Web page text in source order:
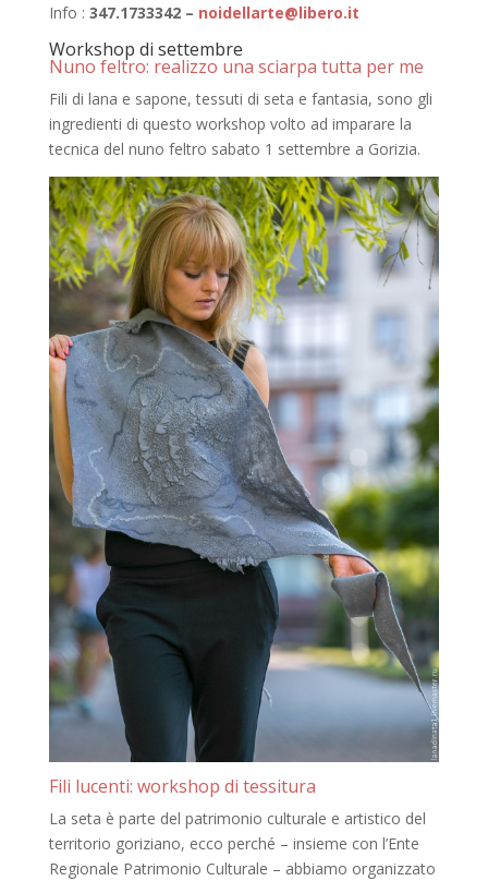
Info : 347.1733342 – noidellarte@libero.it
Workshop di settembre
Nuno feltro: realizzo una sciarpa tutta per me
Fili di lana e sapone, tessuti di seta e fantasia, sono gli
ingredienti di questo workshop volto ad imparare la
tecnica del nuno feltro sabato 1 settembre a Gorizia.
Fili lucenti: workshop di tessitura
La seta è parte del patrimonio culturale e artistico del
territorio goriziano, ecco perché – insieme con l’Ente
Regionale Patrimonio Culturale – abbiamo organizzato